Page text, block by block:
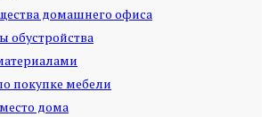
домашнего офиса
обустройства
покупке мебели
дома